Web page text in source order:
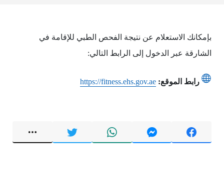
بإمكانك الاستعلام عن نتيجة الفحص الطبي للإقامة في
الشارقة عبر الدخول إلى الرابط التالي:
رابط الموقع: https://fitness.ehs.gov.ae